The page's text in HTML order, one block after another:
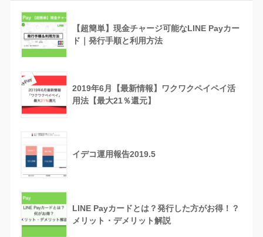
【超簡単】現金チャージ可能なLINE Payカー
ド｜発行手順と利用方法
2019年6月【最新情報】ワクワクペイペイ活
用法【最大21％還元】
イデコ運用報告2019.5
LINE Payカードとは？発行した方がお得！？
メリット・デメリット解説